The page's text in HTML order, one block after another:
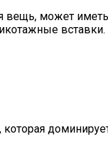
вещь, может
вставки.